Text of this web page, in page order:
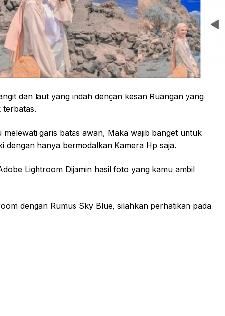
dan laut yang indah dengan kesan Ruangan yang
terbatas.
melewati garis batas awan, Maka wajib banget untuk
dengan hanya bermodalkan Kamera Hp saja.
Lightroom Dijamin hasil foto yang kamu ambil
dengan Rumus Sky Blue, silahkan perhatikan pada